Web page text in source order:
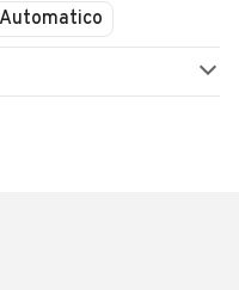
Automatico